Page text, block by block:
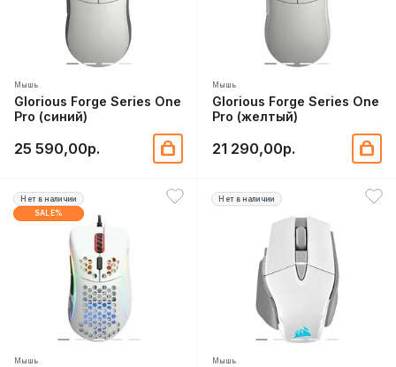
Мышь
Glorious Forge Series One
Pro (синий)
25 590,00р.
Мышь
Glorious Forge Series One
Pro (желтый)
21 290,00р.
Нет в наличии
SALE%
Мышь
Нет в наличии
Мышь